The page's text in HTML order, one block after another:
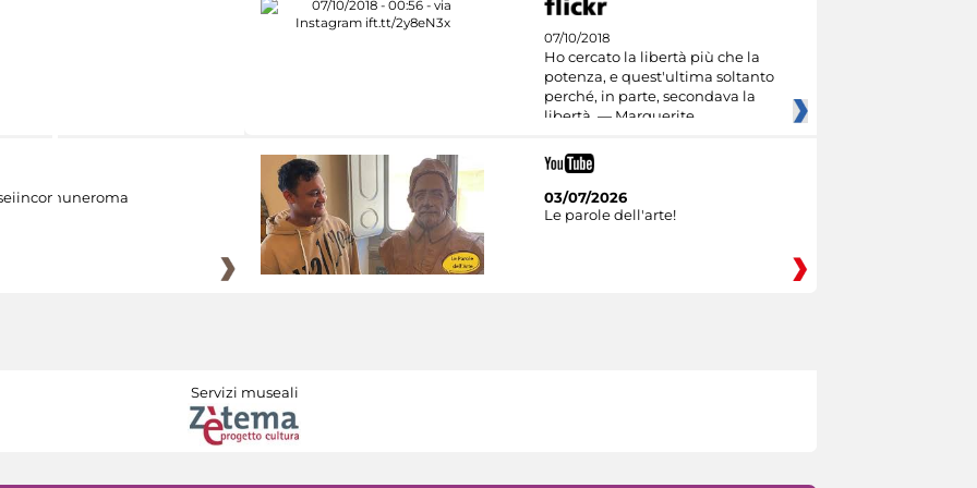
07/10/2018
Ho cercato la libertà più che la
potenza, e quest'ultima soltanto
perché, in parte, secondava la
libertà. — Marguerite
03/07/2026
Le parole dell'arte!
Servizi museali